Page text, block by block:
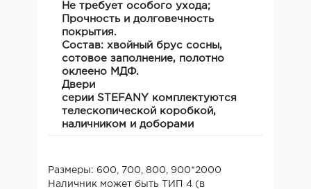
Не требует особого ухода;
Прочность и долговечность
покрытия.
Состав: хвойный брус сосны,
сотовое заполнение, полотно
оклеено МДФ.
Двери
серии STEFANY комплектуются
телескопической коробкой,
наличником и доборами
Размеры: 600, 700, 800, 900*2000
Наличник может быть ТИП 4 (в